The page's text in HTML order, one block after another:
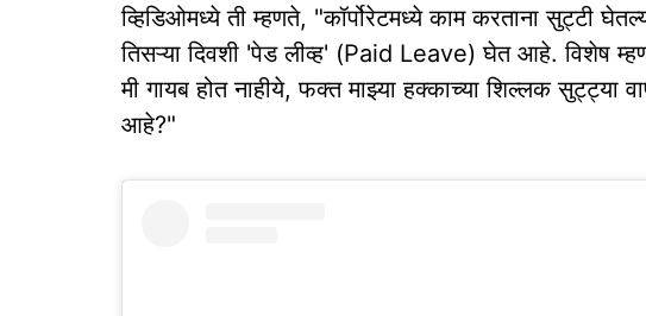
व्हिडिओमध्ये ती म्हणते, "कॉर्पोरेटमध्ये काम करताना सुट्टी
तिसऱ्या दिवशी 'पेड लीव्ह' (Paid Leave) घेत आहे. विशेष
मी गायब होत नाहीये, फक्त माझ्या हक्काच्या शिल्लक सुट्ट्या
आहे?"